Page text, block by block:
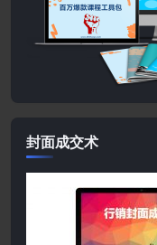
封面成交术